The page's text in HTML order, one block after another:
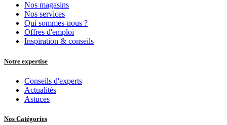
Nos magasins
Nos services
Qui sommes-nous ?
Offres d'emploi
Inspiration & conseils
Notre expertise
Conseils d'experts
Actualités
Astuces
Nos Catégories